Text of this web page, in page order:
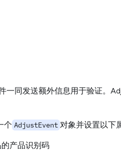
一同发送额外信息用于验证。
个 AdjustEvent 对象并设置以下
产品识别码